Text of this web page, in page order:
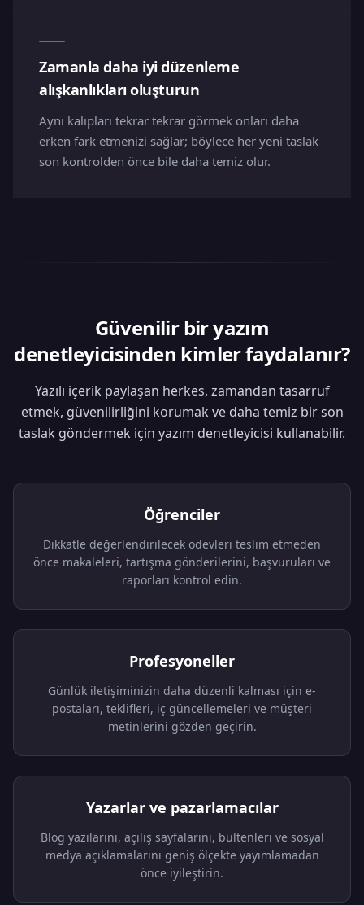
Zamanla daha iyi düzenleme
alışkanlıkları oluşturun
Aynı kalıpları tekrar tekrar görmek onları daha
erken fark etmenizi sağlar; böylece her yeni taslak
son kontrolden önce bile daha temiz olur.
Güvenilir bir yazım
denetleyicisinden kimler faydalanır?
Yazılı içerik paylaşan herkes, zamandan tasarruf
etmek, güvenilirliğini korumak ve daha temiz bir son
taslak göndermek için yazım denetleyicisi kullanabilir.
Öğrenciler
Dikkatle değerlendirilecek ödevleri teslim etmeden
önce makaleleri, tartışma gönderilerini, başvuruları ve
raporları kontrol edin.
Profesyoneller
Günlük iletişiminizin daha düzenli kalması için e-
postaları, teklifleri, iç güncellemeleri ve müşteri
metinlerini gözden geçirin.
Yazarlar ve pazarlamacılar
Blog yazılarını, açılış sayfalarını, bültenleri ve sosyal
medya açıklamalarını geniş ölçekte yayımlamadan
önce iyileştirin.